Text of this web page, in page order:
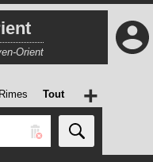
Orient
Rimes Tout +